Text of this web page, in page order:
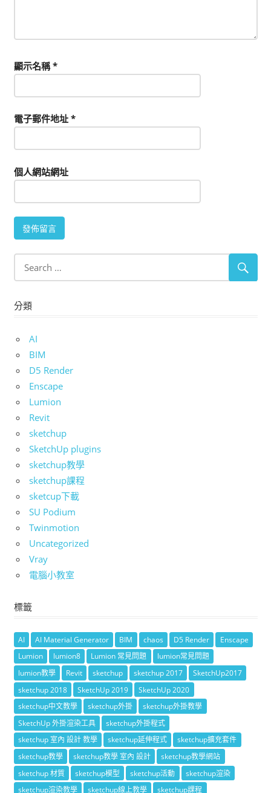
顯示名稱*
電子郵件地址 *
個人網站網址
分類
AI
BIM
D5 Render
Enscape
Lumion
Revit
sketchup
SketchUp plugins
sketchup教學
sketchup課程
sketcup下載
SU Podium
Twinmotion
Uncategorized
Vray
電腦小教室
標籤
AI AI Material Generator BIM chaos D5 Render
Enscape
Lumion
lumion8 Lumion 常見問題
lumion常見問題
lumion教學
Revit sketchup sketchup 2017
SketchUp2017
sketchup 2018
SketchUp 2019
SketchUp 2020
sketchup中文教學
sketchup外掛
sketchup外掛教學
SketchUp 外掛渲染工具
sketchup外掛程式
sketchup 室內 設計 教學
sketchup延伸程式
sketchup擴充套件
sketchup教學
sketchup教學 室內 設計
sketchup教學網站
sketchup 材質
sketchup模型 sketchup活動
sketchup渲染
sketchup渲染教學
sketchup線上教學 sketchup課程